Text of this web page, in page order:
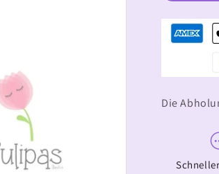
aus
Die